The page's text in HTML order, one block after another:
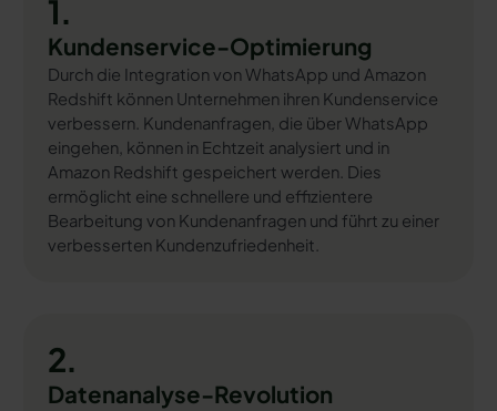
1.
Kundenservice-Optimierung
Durch die Integration von WhatsApp und Amazon
Redshift können Unternehmen ihren Kundenservice
verbessern. Kundenanfragen, die über WhatsApp
eingehen, können in Echtzeit analysiert und in
Amazon Redshift gespeichert werden. Dies
ermöglicht eine schnellere und effizientere
Bearbeitung von Kundenanfragen und führt zu einer
verbesserten Kundenzufriedenheit.
2.
Datenanalyse-Revolution